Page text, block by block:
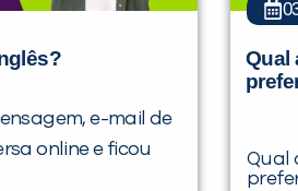
e-mail de
online e ficou
Qual
Qual